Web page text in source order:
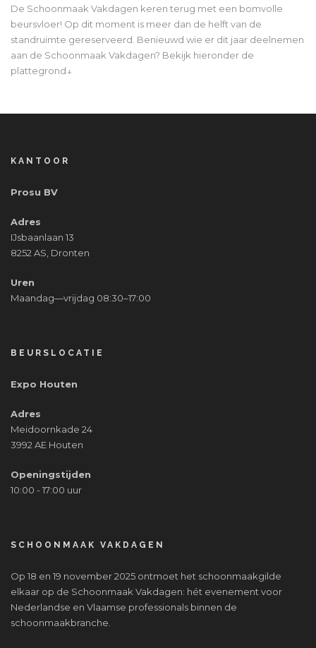
De Schoonmaak Vakdagen keren terug met een bomvolle
beursvloer! Op dit moment is meer dan de helft van de
standruimte gereserveerd. Benieuwd wie er dit jaar deelnemen
aan de Schoonmaak Vakdagen? Bekijk hieronder de
plattegrond↓
KANTOOR
Prosu BV
Adres
IJsbaanlaan 13
8252 AS, Dronten
Uren
Maandag—vrijdag 08:30–17:00
BEURSLOCATIE
Expo Houten
Adres
Meidoornkade 24
3992 AE Houten
Openingstijden
10:00 - 17:00 uur
SCHOONMAAK VAKDAGEN
Op 18 en 19 november 2025 ontmoet het schoonmaakgilde
elkaar op de Schoonmaak Vakdagen: hét evenement voor
Nederlandse en Vlaamse professionals binnen de
schoonmaakbranche.